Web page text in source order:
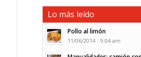
Lo más leído
Pollo al limón
11/06/2014 - 9:04 am